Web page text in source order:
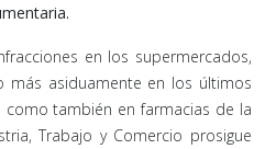
en los supermercados,
más asiduamente en los últimos
también en farmacias de la
Trabajo y Comercio prosigue